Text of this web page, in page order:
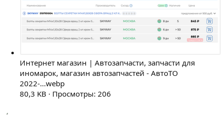
Интернет магазин | Автозапчасти, запчасти для
иномарок, магазин автозапчастей - АвтоТО
2022-...webp
80,3 KB · Просмотры: 206